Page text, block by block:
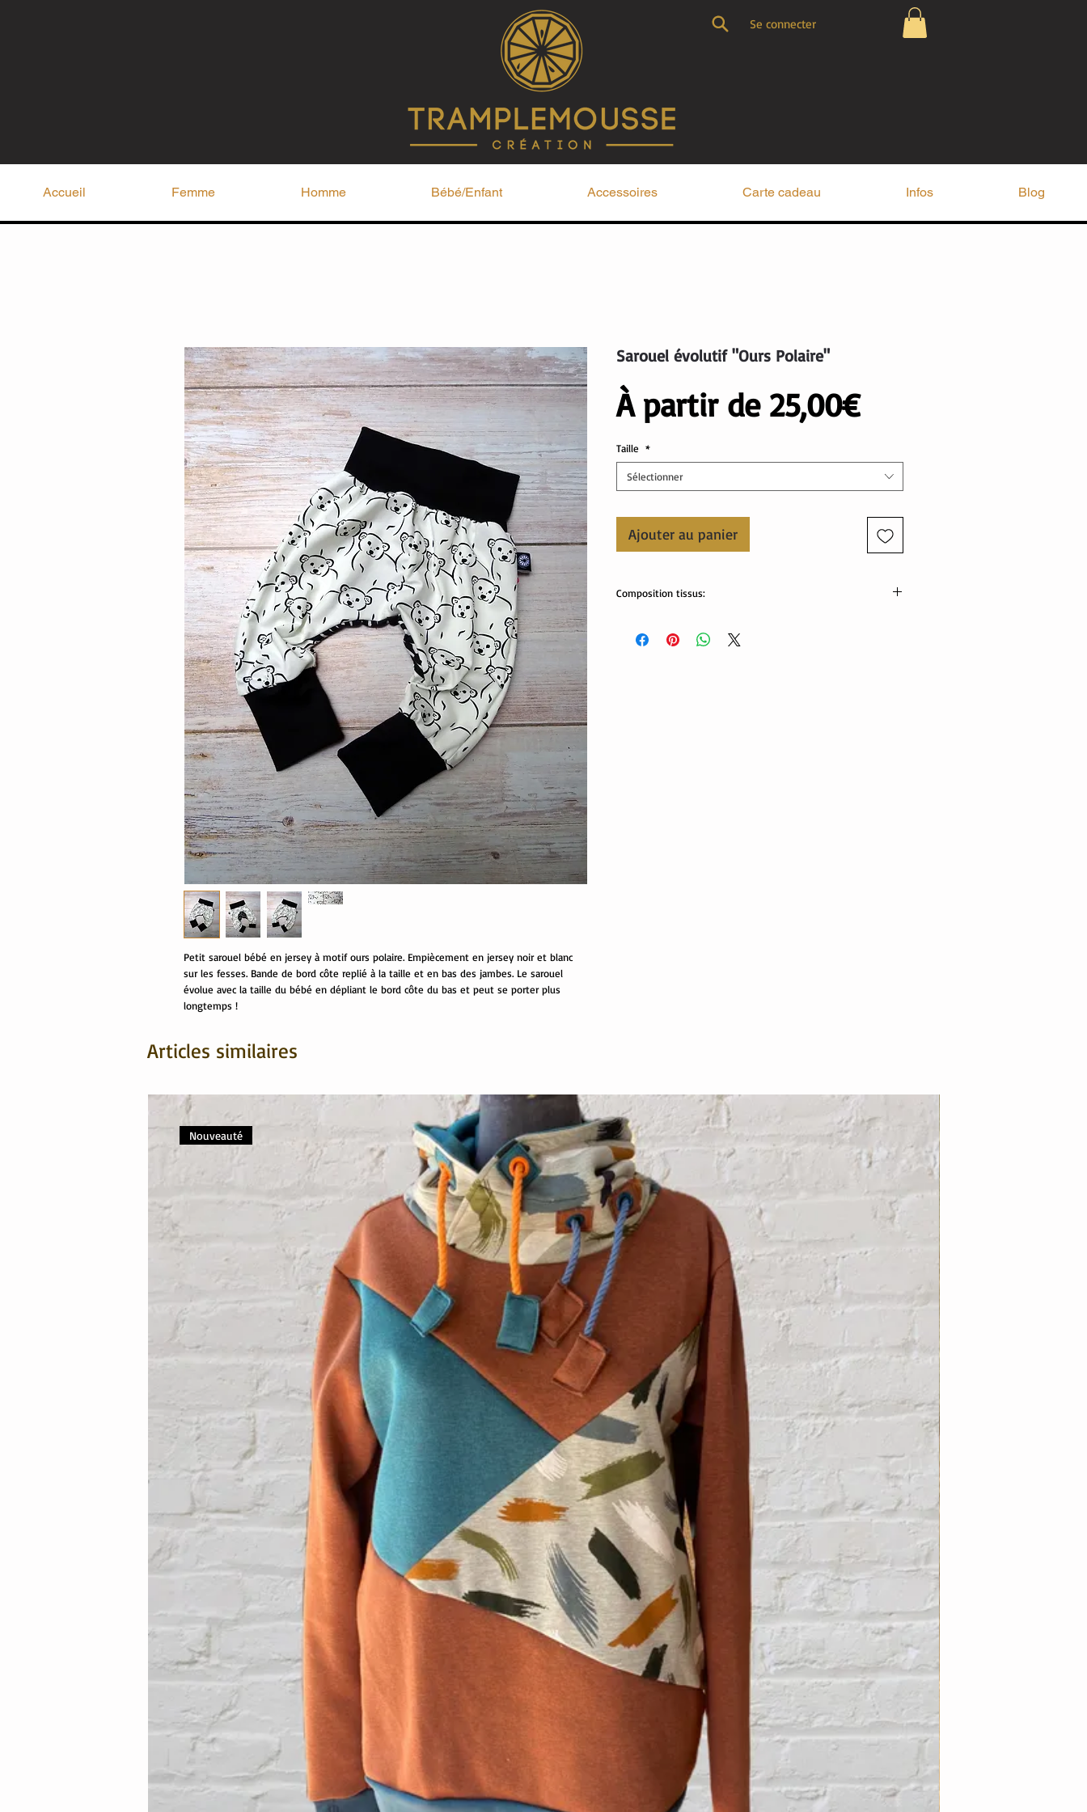
Petit sarouel bébé en jersey à motif ours polaire. Empiècement en jersey noir et blanc
sur les fesses. Bande de bord côte replié à la taille et en bas des jambes. Le sarouel
évolue avec la taille du bébé en dépliant le bord côte du bas et peut se porter plus
longtemps !
Sarouel évolutif "Ours Polaire"
À partir de 25,00€Prix
Taille *
Sélectionner
Ajouter au panier
Composition tissus:
95% coton, 5% élasthanne
Articles similaires
Nouveauté
Accueil Femme Homme Bébé/Enfant Accessoires Carte cadeau Infos Blog
Se connecter